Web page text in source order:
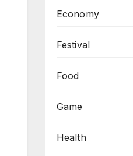
Economy
Festival
Food
Game
Health